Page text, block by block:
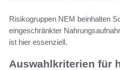
Risikogruppen NEM beinhalten
eingeschränkter
ist hier essenziell.
Auswahlkriterien für